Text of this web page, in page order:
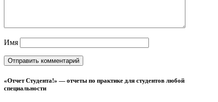
Имя
«Отчет Студента!» — отчеты по практике для студентов любой
специальности